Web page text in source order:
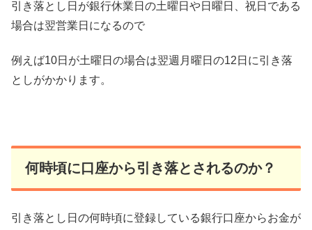
引き落とし日が銀行休業日の土曜日や日曜日、祝日である
場合は翌営業日になるので
例えば10日が土曜日の場合は翌週月曜日の12日に引き落
としがかかります。
何時頃に口座から引き落とされるのか？
引き落とし日の何時頃に登録している銀行口座からお金が